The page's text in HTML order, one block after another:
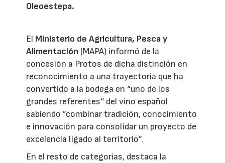
Oleoestepa.
El Ministerio de Agricultura, Pesca y
Alimentación (MAPA) informó de la
concesión a Protos de dicha distinción en
reconocimiento a una trayectoria que ha
convertido a la bodega en “uno de los
grandes referentes“ del vino español
sabiendo ”combinar tradición, conocimiento
e innovación para consolidar un proyecto de
excelencia ligado al territorio”.
En el resto de categorías, destaca la